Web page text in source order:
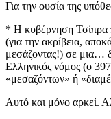
Για την ουσία της
* Η κυβέρνηση Τσίπρα
(για την ακρίβεια,
μεσάζοντας!) σε μια…
Ελληνικός νόμος (ο
«μεσαζόντων» ή
Αυτό και μόνο αρκεί.